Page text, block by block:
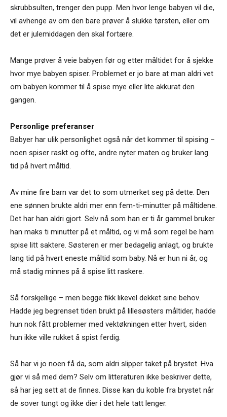
skrubbsulten, trenger den pupp. Men hvor lenge babyen vil die,
vil avhenge av om den bare prøver å slukke tørsten, eller om
det er julemiddagen den skal fortære.
Mange prøver å veie babyen før og etter måltidet for å sjekke
hvor mye babyen spiser. Problemet er jo bare at man aldri vet
om babyen kommer til å spise mye eller lite akkurat den
gangen.
Personlige preferanser
Babyer har ulik personlighet også når det kommer til spising –
noen spiser raskt og ofte, andre nyter maten og bruker lang
tid på hvert måltid.
Av mine fire barn var det to som utmerket seg på dette. Den
ene sønnen brukte aldri mer enn fem-ti-minutter på måltidene.
Det har han aldri gjort. Selv nå som han er ti år gammel bruker
han maks ti minutter på et måltid, og vi må som regel be ham
spise litt saktere. Søsteren er mer bedagelig anlagt, og brukte
lang tid på hvert eneste måltid som baby. Nå er hun ni år, og
må stadig minnes på å spise litt raskere.
Så forskjellige – men begge fikk likevel dekket sine behov.
Hadde jeg begrenset tiden brukt på lillesøsters måltider, hadde
hun nok fått problemer med vektøkningen etter hvert, siden
hun ikke ville rukket å spist ferdig.
Så har vi jo noen få da, som aldri slipper taket på brystet. Hva
gjør vi så med dem? Selv om litteraturen ikke beskriver dette,
så har jeg sett at de finnes. Disse kan du koble fra brystet når
de sover tungt og ikke dier i det hele tatt lenger.